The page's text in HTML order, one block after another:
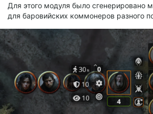
Для этого модуля было сгенерировано
для баровийских коммонеров разного